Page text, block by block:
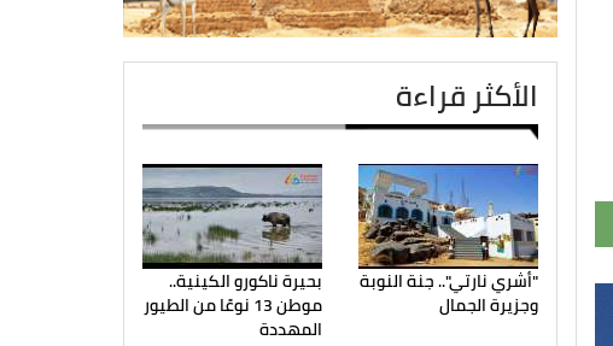
الأكثر قراءة
"أشري نارتي".. جنة النوبة
وجزيرة الجمال
بحيرة ناكورو الكينية..
موطن 13 نوعًا من الطيور
المهددة